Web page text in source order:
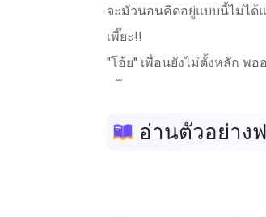
จะมัวนอนคิดอยู่แบบนี้ไม่ได้
เพี๊ยะ!!
"โอ้ย" เพื่อนยังไม่ตั้งหลัก พ
"กูเคยสั่งสอนให้มึงแรดขน
อ่านตัวอย่าง